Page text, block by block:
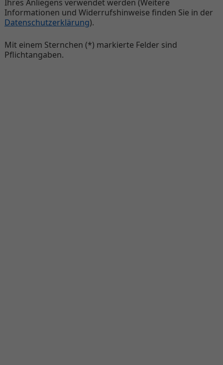
Ihres Anliegens verwendet werden (Weitere
Informationen und Widerrufshinweise finden Sie in der
Datenschutzerklärung).
Mit einem Sternchen (*) markierte Felder sind
Pflichtangaben.